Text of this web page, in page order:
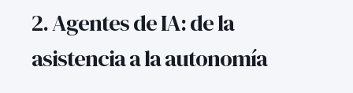
2. Agentes de IA: de la
asistencia a la autonomía